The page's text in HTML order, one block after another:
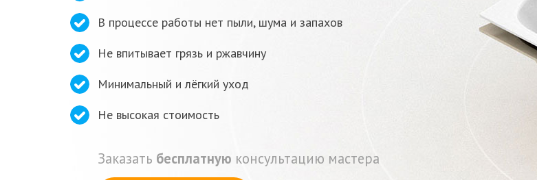
В процессе работы нет пыли, шума и запахов
Не впитывает грязь и ржавчину
Минимальный и лёгкий уход
Не высокая стоимость
Заказать бесплатную консультацию мастера